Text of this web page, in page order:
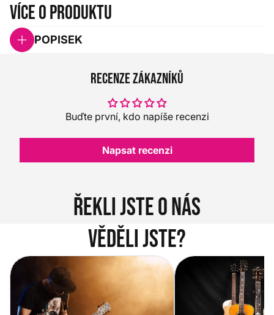
Více o produktu
POPISEK
Recenze zákazníků
Buďte první, kdo napíše recenzi
Napsat recenzi
Řekli jste o nás
Věděli jste?
Vítejte na novém e-shopu Music
City
Jak vybrat